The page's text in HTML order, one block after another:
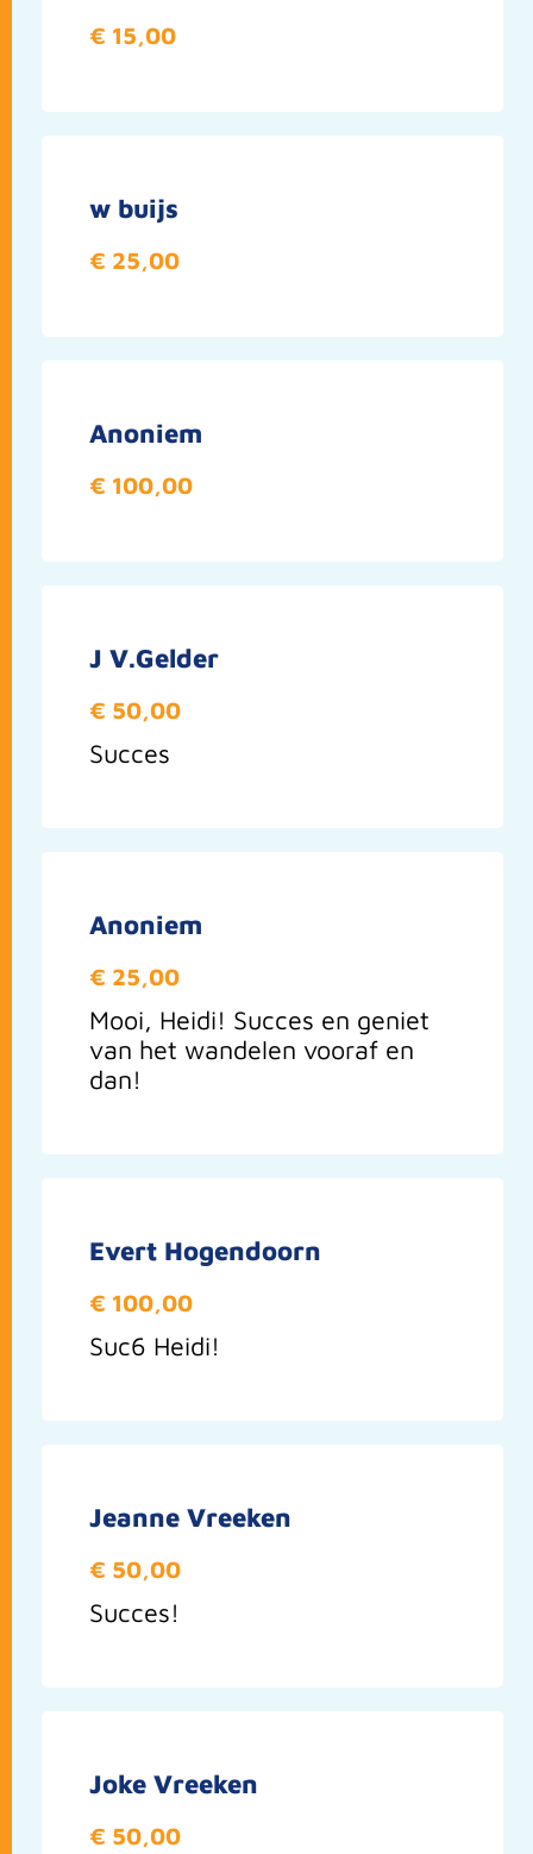
€ 15,00
w buijs
€ 25,00
Anoniem
€ 100,00
J V.Gelder
€ 50,00
Succes
Anoniem
€ 25,00
Mooi, Heidi! Succes en geniet
van het wandelen vooraf en
dan!
Evert Hogendoorn
€ 100,00
Suc6 Heidi!
Jeanne Vreeken
€ 50,00
Succes!
Joke Vreeken
€ 50,00